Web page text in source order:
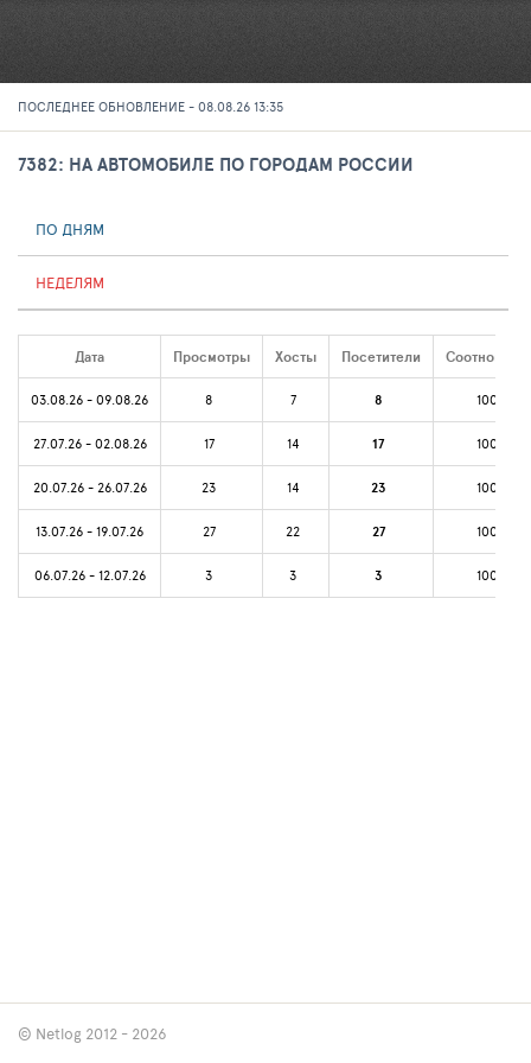
ПОСЛЕДНЕЕ ОБНОВЛЕНИЕ - 08.08.26 13:35
7382: НА АВТОМОБИЛЕ ПО ГОРОДАМ РОССИИ
ПО ДНЯМ
НЕДЕЛЯМ
Дата Просмотры Хосты Посетители
03.08.26 - 09.08.26 8 7 8 100%
27.07.26 - 02.08.26 17 14 17 100%
20.07.26 - 26.07.26 23 14 23 100%
13.07.26 - 19.07.26 27 22 27 100%
06.07.26 - 12.07.26 3 3 3 100%
© Netlog 2012 - 2026